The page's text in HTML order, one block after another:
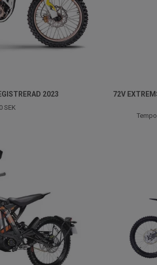
2023
SEK
72V